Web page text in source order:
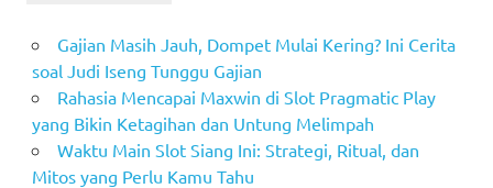
Gajian Masih Jauh, Dompet Mulai Kering? Ini Cerita
soal Judi Iseng Tunggu Gajian
Rahasia Mencapai Maxwin di Slot Pragmatic Play
yang Bikin Ketagihan dan Untung Melimpah
Waktu Main Slot Siang Ini: Strategi, Ritual, dan
Mitos yang Perlu Kamu Tahu